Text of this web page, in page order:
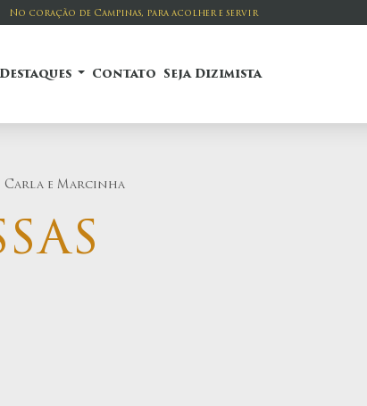
No coração de Campinas, para acolher e servir
Destaques Contato Seja Dizimista
Carla e Marcinha